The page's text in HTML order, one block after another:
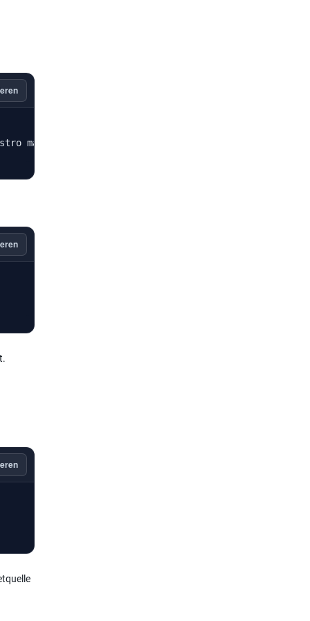
main" | tee /etc/apt/sources.list.d/nodesource.list